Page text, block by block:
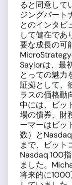
ると同意して
ジングパート
とのインタビ
して健在であ
要な成長の可
Saylorは、最
とっての魅力
証拠として、
ラスの価格動
中には、ビッ
場の債券、財
ーマーはビッ
数）と
まで、ビット
Nasdaq 100
ました。
将来的に